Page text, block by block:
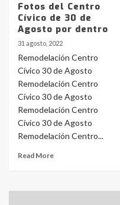
Fotos del Centro
Cívico de 30 de
Agosto por dentro
31 agosto, 2022
Remodelación Centro
Cívico 30 de Agosto
Remodelación Centro
Cívico 30 de Agosto
Remodelación Centro
Cívico 30 de Agosto
Remodelación Centro...
Read More